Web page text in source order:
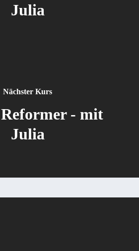
Julia
Nächster Kurs
- mit
Julia